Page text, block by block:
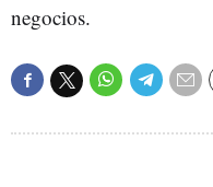
negocios.